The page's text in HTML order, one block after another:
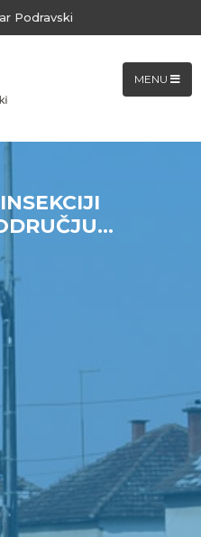
Podravski
MENU